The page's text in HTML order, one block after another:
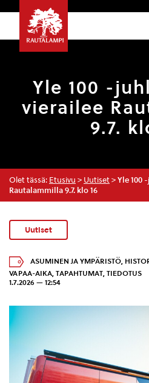
Yle 100 -
vierailee
9.7.
Olet tässä: Etusivu > Uutiset > Yle 100
Rautalammilla 9.7. klo 16
Uutiset
ASUMINEN JA YMPÄRISTÖ,
VAPAA-AIKA TAPAHTUMAT TIEDOTUS
1.7.2026 — 12:54